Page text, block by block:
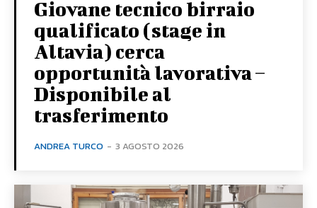
Giovane tecnico birraio
qualificato (stage in
Altavia) cerca
opportunità lavorativa –
Disponibile al
trasferimento
ANDREA TURCO - 3 AGOSTO 2026